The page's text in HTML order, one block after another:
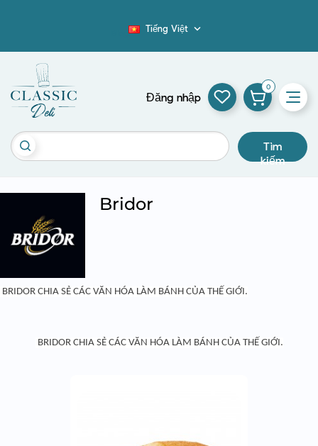
Tiếng Việt 
Tìm
kiếm
Đăng nhập
0
Bridor
BRIDOR CHIA SẺ CÁC VĂN HÓA LÀM BÁNH CỦA THẾ GIỚI.
BRIDOR CHIA SẺ CÁC VĂN HÓA LÀM BÁNH CỦA THẾ GIỚI.